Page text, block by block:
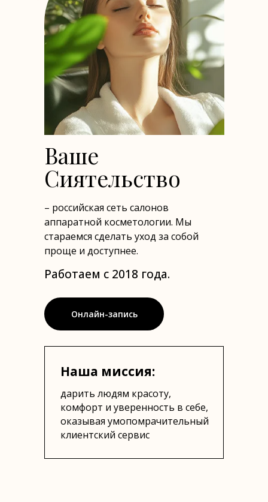
Ваше
Сиятельство
Работаем с 2018 года.
– российская сеть салонов
аппаратной косметологии. Мы
стараемся сделать уход за собой
проще и доступнее.
Наша миссия:
дарить людям красоту,
комфорт и уверенность в себе,
оказывая умопомрачительный
клиентский сервис
Онлайн-запись